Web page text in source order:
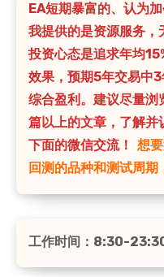
EA短期暴富的、认为
我提供的是资源服务，
投资心态是追求年均
效果，预期5年交易中
综合盈利。建议尽量
篇以上的文章，了解并
下面的微信交流！
想
回测的品种和测试周期
工作时间：8:30-